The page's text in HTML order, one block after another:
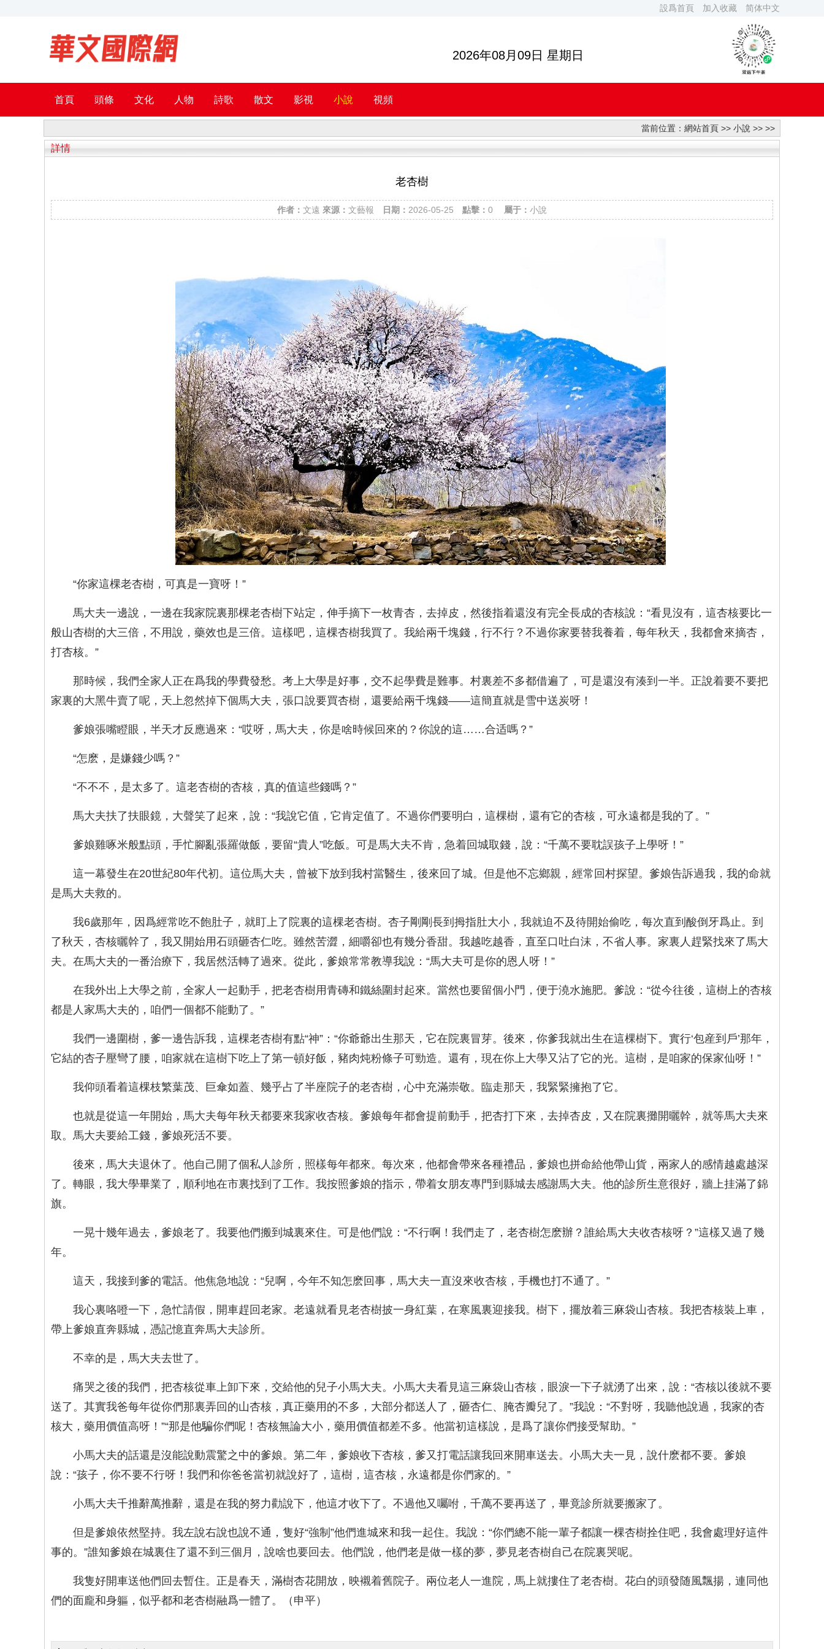
設爲首頁 加入收藏 简体中文
2026年08月09日 星期日
首頁 頭條 文化 人物 詩歌 散文 影視 小說 視頻
當前位置： 網站首頁 >> 小說 >> >>
詳情
老杏樹
作者： 文遠 來源： 文藝報 日期： 2026-05-25 點擊： 0 屬于： 小說
“你家這棵老杏樹，可真是一寶呀！”
馬大夫一邊說，一邊在我家院裏那棵老杏樹下站定，伸手摘下一枚青杏，去掉皮，然後指着還沒有完全長成的杏核說：“看見沒有，這杏核要比一
般山杏樹的大三倍，不用說，藥效也是三倍。這樣吧，這棵杏樹我買了。我給兩千塊錢，行不行？不過你家要替我養着，每年秋天，我都會來摘杏，
打杏核。”
那時候，我們全家人正在爲我的學費發愁。考上大學是好事，交不起學費是難事。村裏差不多都借遍了，可是還沒有湊到一半。正說着要不要把
家裏的大黑牛賣了呢，天上忽然掉下個馬大夫，張口說要買杏樹，還要給兩千塊錢——這簡直就是雪中送炭呀！
爹娘張嘴瞪眼，半天才反應過來：“哎呀，馬大夫，你是啥時候回來的？你說的這……合适嗎？”
“怎麽，是嫌錢少嗎？”
“不不不，是太多了。這老杏樹的杏核，真的值這些錢嗎？”
馬大夫扶了扶眼鏡，大聲笑了起來，說：“我說它值，它肯定值了。不過你們要明白，這棵樹，還有它的杏核，可永遠都是我的了。”
爹娘雞啄米般點頭，手忙腳亂張羅做飯，要留“貴人”吃飯。可是馬大夫不肯，急着回城取錢，說：“千萬不要耽誤孩子上學呀！”
這一幕發生在20世紀80年代初。這位馬大夫，曾被下放到我村當醫生，後來回了城。但是他不忘鄉親，經常回村探望。爹娘告訴過我，我的命就
是馬大夫救的。
我6歲那年，因爲經常吃不飽肚子，就盯上了院裏的這棵老杏樹。杏子剛剛長到拇指肚大小，我就迫不及待開始偷吃，每次直到酸倒牙爲止。到
了秋天，杏核曬幹了，我又開始用石頭砸杏仁吃。雖然苦澀，細嚼卻也有幾分香甜。我越吃越香，直至口吐白沫，不省人事。家裏人趕緊找來了馬大
夫。在馬大夫的一番治療下，我居然活轉了過來。從此，爹娘常常教導我說：“馬大夫可是你的恩人呀！”
在我外出上大學之前，全家人一起動手，把老杏樹用青磚和鐵絲圍封起來。當然也要留個小門，便于澆水施肥。爹說：“從今往後，這樹上的杏核
都是人家馬大夫的，咱們一個都不能動了。”
我們一邊圍樹，爹一邊告訴我，這棵老杏樹有點“神”：“你爺爺出生那天，它在院裏冒芽。後來，你爹我就出生在這棵樹下。實行‘包産到戶’那年，
它結的杏子壓彎了腰，咱家就在這樹下吃上了第一頓好飯，豬肉炖粉條子可勁造。還有，現在你上大學又沾了它的光。這樹，是咱家的保家仙呀！”
我仰頭看着這棵枝繁葉茂、巨傘如蓋、幾乎占了半座院子的老杏樹，心中充滿崇敬。臨走那天，我緊緊擁抱了它。
也就是從這一年開始，馬大夫每年秋天都要來我家收杏核。爹娘每年都會提前動手，把杏打下來，去掉杏皮，又在院裏攤開曬幹，就等馬大夫來
取。馬大夫要給工錢，爹娘死活不要。
後來，馬大夫退休了。他自己開了個私人診所，照樣每年都來。每次來，他都會帶來各種禮品，爹娘也拼命給他帶山貨，兩家人的感情越處越深
了。轉眼，我大學畢業了，順利地在市裏找到了工作。我按照爹娘的指示，帶着女朋友專門到縣城去感謝馬大夫。他的診所生意很好，牆上挂滿了錦
旗。
一晃十幾年過去，爹娘老了。我要他們搬到城裏來住。可是他們說：“不行啊！我們走了，老杏樹怎麽辦？誰給馬大夫收杏核呀？”這樣又過了幾
年。
這天，我接到爹的電話。他焦急地說：“兒啊，今年不知怎麽回事，馬大夫一直沒來收杏核，手機也打不通了。”
我心裏咯噔一下，急忙請假，開車趕回老家。老遠就看見老杏樹披一身紅葉，在寒風裏迎接我。樹下，擺放着三麻袋山杏核。我把杏核裝上車，
帶上爹娘直奔縣城，憑記憶直奔馬大夫診所。
不幸的是，馬大夫去世了。
痛哭之後的我們，把杏核從車上卸下來，交給他的兒子小馬大夫。小馬大夫看見這三麻袋山杏核，眼淚一下子就湧了出來，說：“杏核以後就不要
送了。其實我爸每年從你們那裏弄回的山杏核，真正藥用的不多，大部分都送人了，砸杏仁、腌杏瓣兒了。”我說：“不對呀，我聽他說過，我家的杏
核大，藥用價值高呀！”“那是他騙你們呢！杏核無論大小，藥用價值都差不多。他當初這樣說，是爲了讓你們接受幫助。”
小馬大夫的話還是沒能說動震驚之中的爹娘。第二年，爹娘收下杏核，爹又打電話讓我回來開車送去。小馬大夫一見，說什麽都不要。爹娘
說：“孩子，你不要不行呀！我們和你爸爸當初就說好了，這樹，這杏核，永遠都是你們家的。”
小馬大夫千推辭萬推辭，還是在我的努力勸說下，他這才收下了。不過他又囑咐，千萬不要再送了，畢竟診所就要搬家了。
但是爹娘依然堅持。我左說右說也說不通，隻好“強制”他們進城來和我一起住。我說：“你們總不能一輩子都讓一棵杏樹拴住吧，我會處理好這件
事的。”誰知爹娘在城裏住了還不到三個月，說啥也要回去。他們說，他們老是做一樣的夢，夢見老杏樹自己在院裏哭呢。
我隻好開車送他們回去暫住。正是春天，滿樹杏花開放，映襯着舊院子。兩位老人一進院，馬上就摟住了老杏樹。花白的頭發随風飄揚，連同他
們的面龐和身軀，似乎都和老杏樹融爲一體了。（申平）